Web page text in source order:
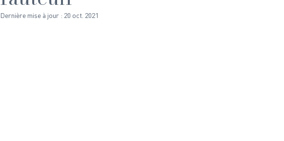
Dernière mise à jour : 20 oct. 2021